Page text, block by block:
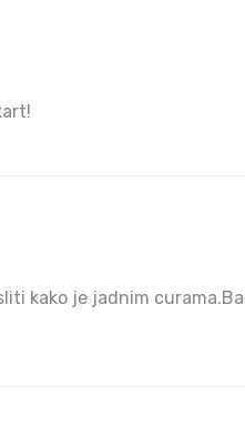
kako je jadnim